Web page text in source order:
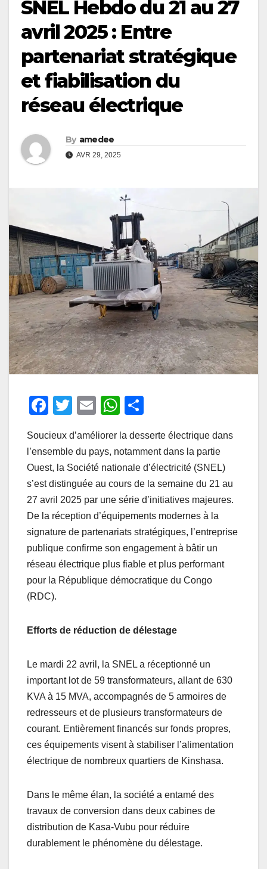
SNEL Hebdo du 21 au 27
avril 2025 : Entre
partenariat stratégique
et fiabilisation du
réseau électrique
By amedee
AVR 29, 2025
F
c
e
b
o
o
k
T
tt
er
E
ail
W
at
s
A
p
p
ta
g
er
Soucieux d’améliorer la desserte électrique dans
l’ensemble du pays, notamment dans la partie
Ouest, la Société nationale d’électricité (SNEL)
s’est distinguée au cours de la semaine du 21 au
27 avril 2025 par une série d’initiatives majeures.
De la réception d’équipements modernes à la
signature de partenariats stratégiques, l’entreprise
publique confirme son engagement à bâtir un
réseau électrique plus fiable et plus performant
pour la République démocratique du Congo
(RDC).
Efforts de réduction de délestage
Le mardi 22 avril, la SNEL a réceptionné un
important lot de 59 transformateurs, allant de 630
KVA à 15 MVA, accompagnés de 5 armoires de
redresseurs et de plusieurs transformateurs de
courant. Entièrement financés sur fonds propres,
ces équipements visent à stabiliser l’alimentation
électrique de nombreux quartiers de Kinshasa.
Dans le même élan, la société a entamé des
travaux de conversion dans deux cabines de
distribution de Kasa-Vubu pour réduire
durablement le phénomène du délestage.